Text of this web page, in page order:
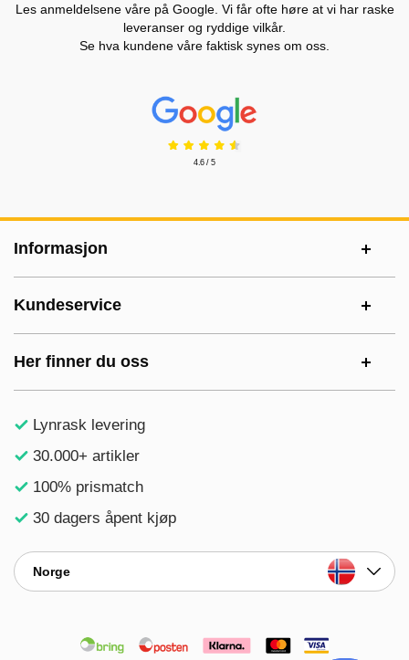
Les anmeldelsene våre på Google. Vi får ofte høre at vi har raske
leveranser og ryddige vilkår.
Se hva kundene våre faktisk synes om oss.
Prisjakt Vurdering: 4.6 Stjerne
4.6 / 5
Informasjon
Kundeservice
Her finner du oss
Lynrask levering
30.000+ artikler
100% prismatch
30 dagers åpent kjøp
Norge